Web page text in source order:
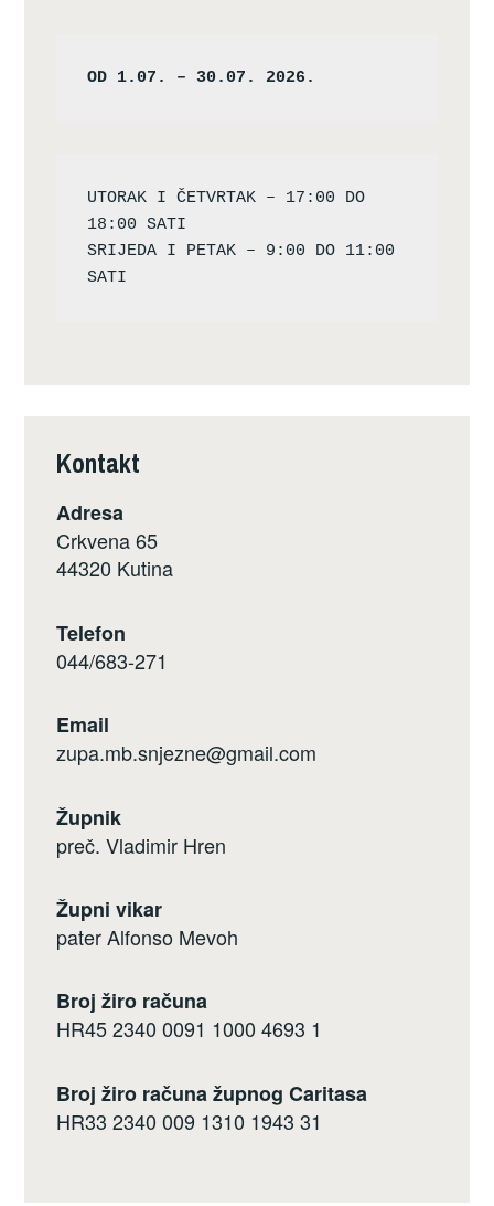
OD 1.07. – 30.07. 2026.
UTORAK I ČETVRTAK – 17:00 DO
18:00 SATI
SRIJEDA I PETAK – 9:00 DO 11:00
Kontakt
Adresa
Crkvena 65
44320 Kutina
Telefon
044/683-271
Email
zupa.mb.snjezne@gmail.com
Župnik
preč. Vladimir Hren
Župni vikar
pater Alfonso Mevoh
Broj žiro računa
HR45 2340 0091 1000 4693 1
Broj žiro računa župnog Caritasa
HR33 2340 009 1310 1943 31